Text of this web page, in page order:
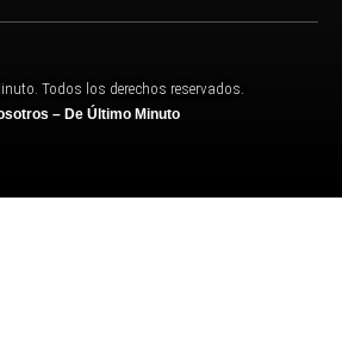
Todos los derechos reservados.
– De Último Minuto